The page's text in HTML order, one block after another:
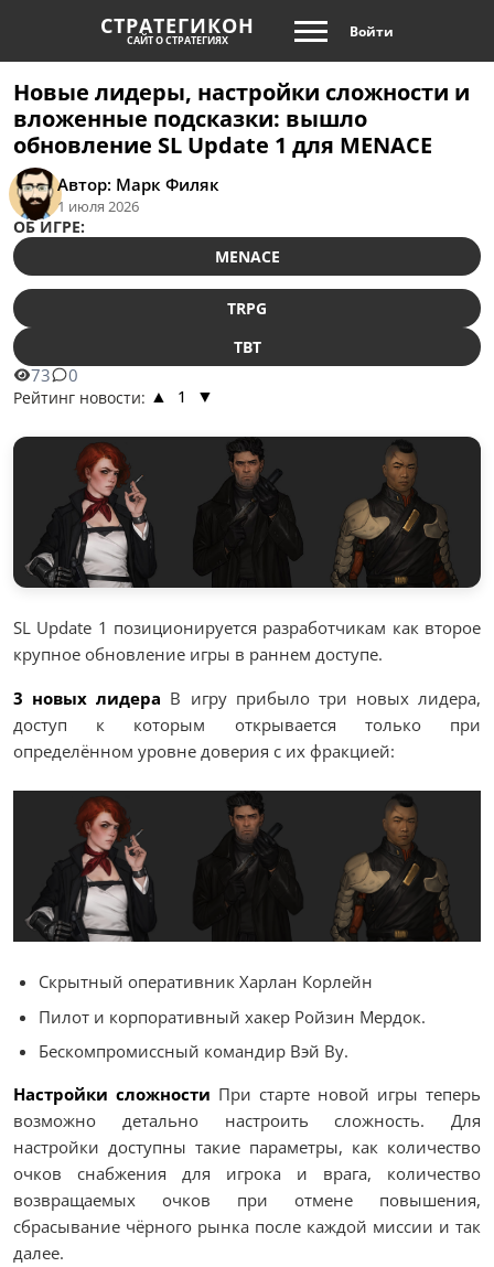
СТРАТЕГИКОН
САЙТ О СТРАТЕГИЯХ Войти
Новые лидеры, настройки сложности и
вложенные подсказки: вышло
обновление SL Update 1 для MENACE
Автор: Марк Филяк
1 июля 2026
ОБ ИГРЕ:
MENACE
TRPG
TBT
73 0
Рейтинг новости: ▲ 1 ▼
SL Update 1 позиционируется разработчикам как второе
крупное обновление игры в раннем доступе.
3 новых лидера В игру прибыло три новых лидера,
доступ к которым открывается только при
определённом уровне доверия с их фракцией:
Скрытный оперативник Харлан Корлейн
Пилот и корпоративный хакер Ройзин Мердок.
Бескомпромиссный командир Вэй Ву.
Настройки сложности При старте новой игры теперь
возможно детально настроить сложность. Для
настройки доступны такие параметры, как количество
очков снабжения для игрока и врага, количество
возвращаемых очков при отмене повышения,
сбрасывание чёрного рынка после каждой миссии и так
далее.